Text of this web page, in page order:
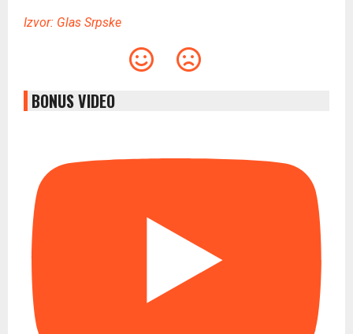
Izvor: Glas Srpske
BONUS VIDEO